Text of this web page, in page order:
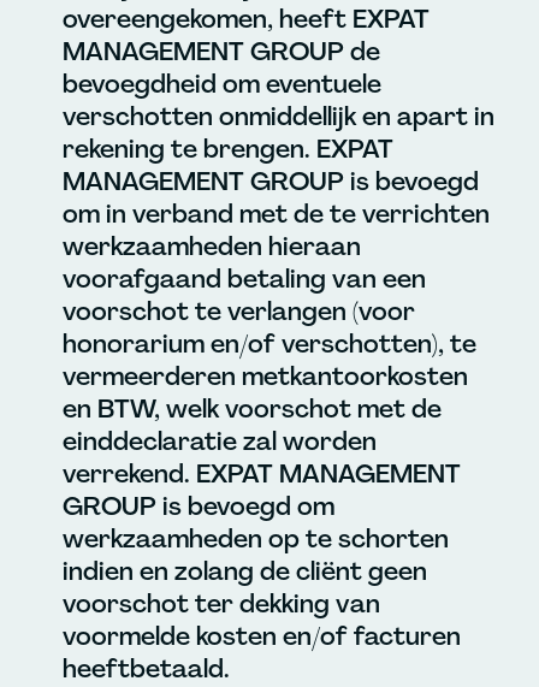
overeengekomen, heeft EXPAT
MANAGEMENT GROUP de
bevoegdheid om eventuele
verschotten onmiddellijk en apart in
rekening te brengen. EXPAT
MANAGEMENT GROUP is bevoegd
om in verband met de te verrichten
werkzaamheden hieraan
voorafgaand betaling van een
voorschot te verlangen (voor
honorarium en/of verschotten), te
vermeerderen metkantoorkosten
en BTW, welk voorschot met de
einddeclaratie zal worden
verrekend. EXPAT MANAGEMENT
GROUP is bevoegd om
werkzaamheden op te schorten
indien en zolang de cliënt geen
voorschot ter dekking van
voormelde kosten en/of facturen
heeftbetaald.